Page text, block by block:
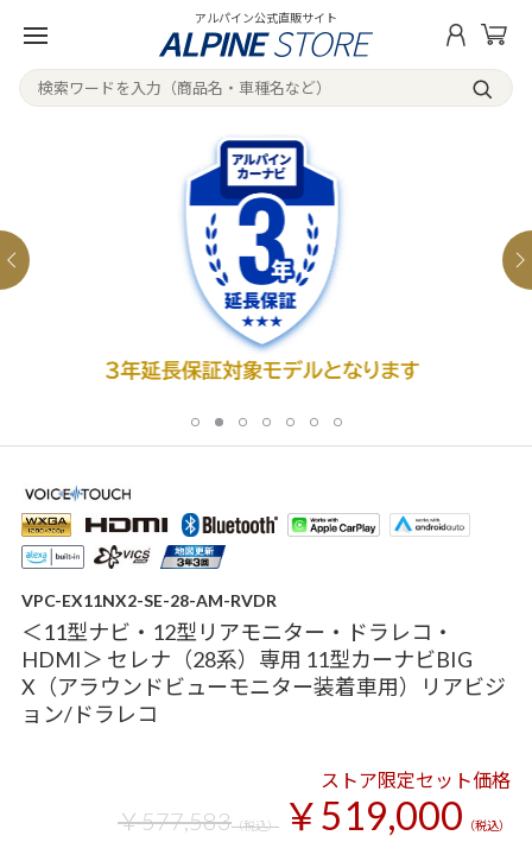
アルパイン公式直販サイト
VPC-EX11NX2-SE-28-AM-RVDR
＜11型ナビ・12型リアモニター・ドラレコ・
HDMI＞ セレナ（28系）専用 11型カーナビBIG
X（アラウンドビューモニター装着車用）リアビジ
ョン/ドラレコ
ストア限定セット価格
￥577,583（税込） ￥519,000 （税込）